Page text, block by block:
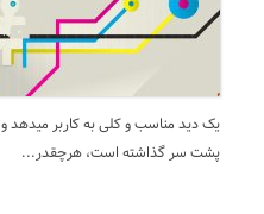
یک دید مناسب و کلی به کاربر میدهد
پشت سر گذاشته است، هرچقدر...